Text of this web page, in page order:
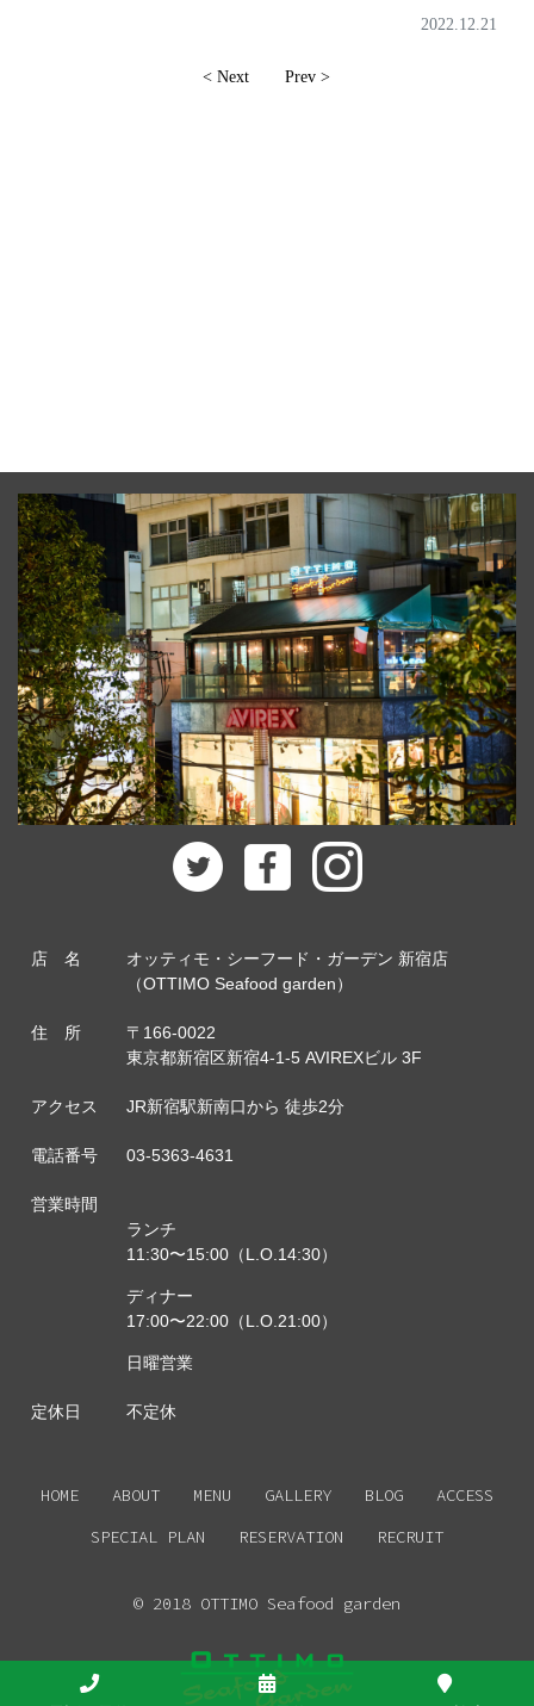
2022.12.21
< Next Prev >
店 名
オッティモ・シーフード・ガーデン 新宿店
（OTTIMO Seafood garden）
住 所
〒166-0022
東京都新宿区新宿4-1-5 AVIREXビル 3F
アクセス JR新宿駅新南口から 徒歩2分
電話番号 03-5363-4631
営業時間
ランチ
11:30〜15:00（L.O.14:30）
ディナー
17:00〜22:00（L.O.21:00）
日曜営業
定休日 不定休
HOME ABOUT MENU GALLERY BLOG
ACCESS
SPECIAL PLAN
RESERVATION RECRUIT
© 2018 OTTIMO Seafood garden